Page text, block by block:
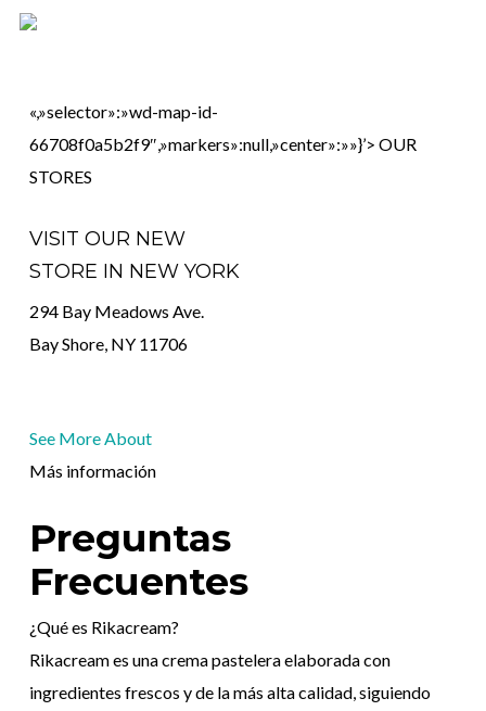
Skip
content«,»selector»:»wd-map-id-
66708f0a5b2f9″,»markers»:null,»center»:»»}’> OUR
STORES
VISIT OUR NEW
STORE IN NEW YORK
294 Bay Meadows Ave.
Bay Shore, NY 11706
See More About
Más información
Preguntas
Frecuentes
¿Qué es Rikacream?
Rikacream es una crema pastelera elaborada con
ingredientes frescos y de la más alta calidad, siguiendo